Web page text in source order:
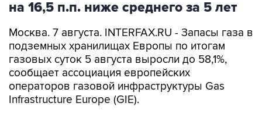
на 16,5 п.п. ниже среднего за 5 лет
Москва. 7 августа. INTERFAX.RU - Запасы газа в
подземных хранилищах Европы по итогам
газовых суток 5 августа выросли до 58,1%,
сообщает ассоциация европейских
операторов газовой инфраструктуры Gas
Infrastructure Europe (GIE).